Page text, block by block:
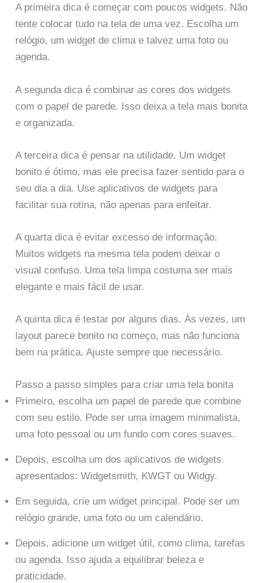
A primeira dica é começar com poucos widgets. Não
tente colocar tudo na tela de uma vez. Escolha um
relógio, um widget de clima e talvez uma foto ou
agenda.
A segunda dica é combinar as cores dos widgets
com o papel de parede. Isso deixa a tela mais bonita
e organizada.
A terceira dica é pensar na utilidade. Um widget
bonito é ótimo, mas ele precisa fazer sentido para o
seu dia a dia. Use aplicativos de widgets para
facilitar sua rotina, não apenas para enfeitar.
A quarta dica é evitar excesso de informação.
Muitos widgets na mesma tela podem deixar o
visual confuso. Uma tela limpa costuma ser mais
elegante e mais fácil de usar.
A quinta dica é testar por alguns dias. Às vezes, um
layout parece bonito no começo, mas não funciona
bem na prática. Ajuste sempre que necessário.
Passo a passo simples para criar uma tela bonita
Primeiro, escolha um papel de parede que combine
com seu estilo. Pode ser uma imagem minimalista,
uma foto pessoal ou um fundo com cores suaves.
Depois, escolha um dos aplicativos de widgets
apresentados: Widgetsmith, KWGT ou Widgy.
Em seguida, crie um widget principal. Pode ser um
relógio grande, uma foto ou um calendário.
Depois, adicione um widget útil, como clima, tarefas
ou agenda. Isso ajuda a equilibrar beleza e
praticidade.